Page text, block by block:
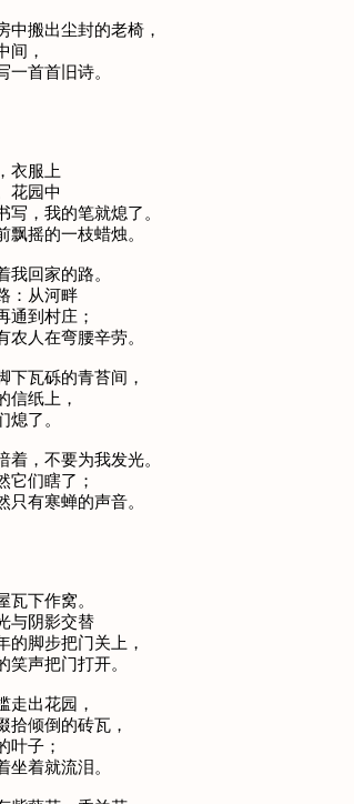
中搬出尘封的老椅，
间，
一首首旧诗。
衣服上
花园中
写，我的笔就熄了。
飘摇的一枝蜡烛。
我回家的路。
：从河畔
通到村庄；
农人在弯腰辛劳。
下瓦砾的青苔间，
信纸上，
熄了。
着，不要为我发光。
它们瞎了；
只有寒蝉的声音。
瓦下作窝。
与阴影交替
的脚步把门关上，
笑声把门打开。
走出花园，
倾倒的砖瓦，
叶子；
坐着就流泪。